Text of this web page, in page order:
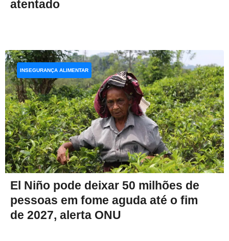
atentado
El Niño pode deixar 50 milhões de
pessoas em fome aguda até o fim
de 2027, alerta ONU
INSEGURANÇA ALIMENTAR